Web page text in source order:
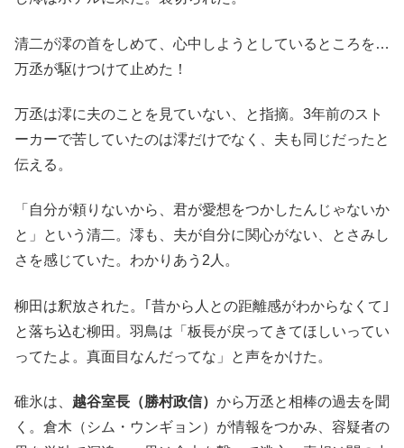
清二が澪の首をしめて、心中しようとしているところを…
万丞が駆けつけて止めた！
万丞は澪に夫のことを見ていない、と指摘。3年前のスト
ーカーで苦していたのは澪だけでなく、夫も同じだったと
伝える。
「自分が頼りないから、君が愛想をつかしたんじゃないか
と」という清二。澪も、夫が自分に関心がない、とさみし
さを感じていた。わかりあう2人。
柳田は釈放された。｢昔から人との距離感がわからなくて｣
と落ち込む柳田。羽鳥は「板長が戻ってきてほしいってい
ってたよ。真面目なんだってな」と声をかけた。
碓氷は、 越谷室長（勝村政信） から万丞と相棒の過去を聞
く。倉木（シム・ウンギョン）が情報をつかみ、容疑者の